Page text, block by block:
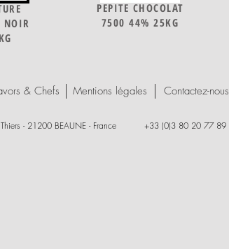
NOIR
PEPITE CHOCOLAT
7500 44% 25KG
Mentions légales
& Chefs Contactez-nous
Thiers - 21200 BEAUNE - France +33 (0)3 80 20 77 89